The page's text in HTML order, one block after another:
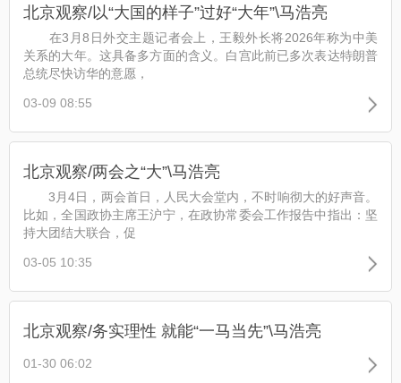
北京观察/以“大国的样子”过好“大年”\马浩亮
在3月8日外交主题记者会上，王毅外长将2026年称为中美
关系的大年。这具备多方面的含义。白宫此前已多次表达特朗普
总统尽快访华的意愿，
03-09 08:55
北京观察/两会之“大”\马浩亮
3月4日，两会首日，人民大会堂内，不时响彻大的好声音。
比如，全国政协主席王沪宁，在政协常委会工作报告中指出：坚
持大团结大联合，促
03-05 10:35
北京观察/务实理性 就能“一马当先”\马浩亮
01-30 06:02